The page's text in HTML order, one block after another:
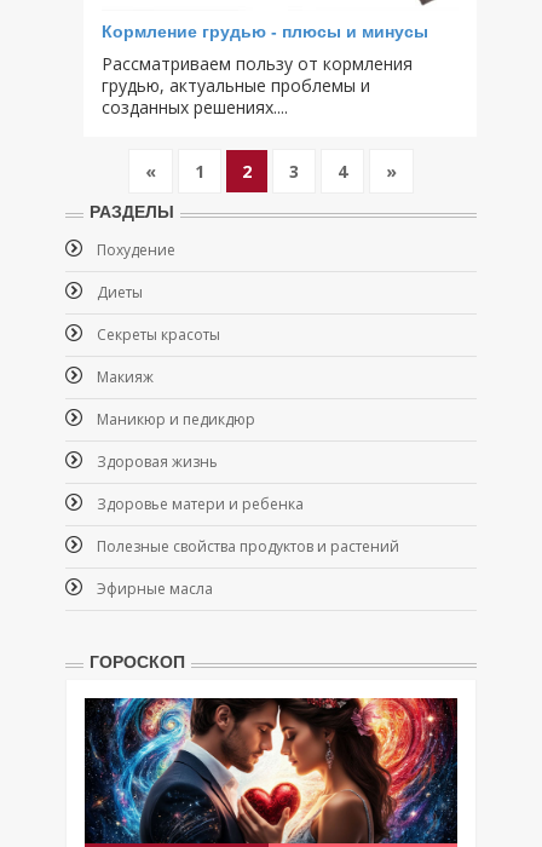
Кормление грудью - плюсы и минусы
Рассматриваем пользу от кормления
грудью, актуальные проблемы и
созданных решениях....
« 1 2 3 4 »
РАЗДЕЛЫ
Похудение
Диеты
Секреты красоты
Макияж
Маникюр и педикдюр
Здоровая жизнь
Здоровье матери и ребенка
Полезные свойства продуктов и растений
Эфирные масла
ГОРОСКОП